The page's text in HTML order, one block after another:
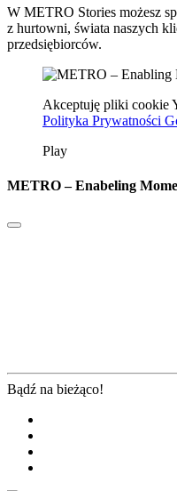
W METRO Stories możesz
z hurtowni, świata naszych
przedsiębiorców.
Akceptuję pliki cookie
Polityka Prywatności
Play
METRO – Enabeling
Bądź na bieżąco!